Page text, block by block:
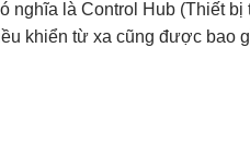
nghĩa là Control Hub (Thiết
khiển từ xa cũng được bao